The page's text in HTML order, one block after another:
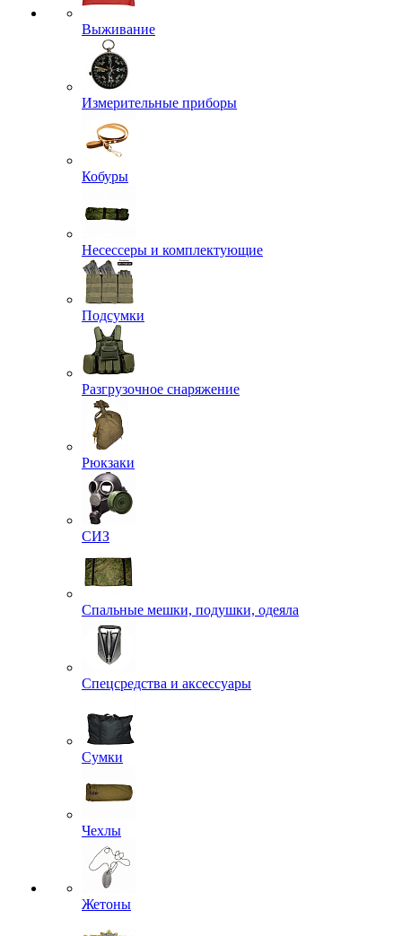
Выживание
Измерительные приборы
Кобуры
Несессеры и комплектующие
Подсумки
Разгрузочное снаряжение
Рюкзаки
СИЗ
Спальные мешки, подушки, одеяла
Спецсредства и аксессуары
Сумки
Чехлы
Жетоны